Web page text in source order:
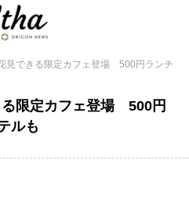
見できる限定カフェ登場 500円ランチ
る限定カフェ登場 500円
ルも